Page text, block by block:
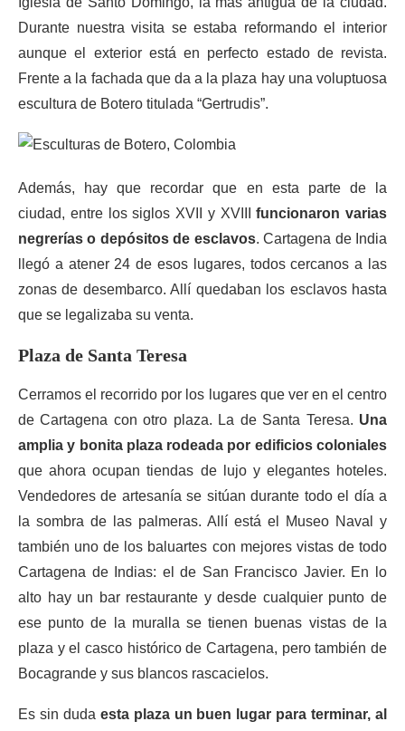
Durante nuestra visita se estaba reformando el interior
aunque el exterior está en perfecto estado de revista.
Frente a la fachada que da a la plaza hay una voluptuosa
escultura de Botero titulada “Gertrudis”.
Además, hay que recordar que en esta parte de la
ciudad, entre los siglos XVII y XVIIIfuncionaron varias
negrerías o depósitos de esclavos. Cartagena de India
llegó a atener 24 de esos lugares, todos cercanos a las
zonas de desembarco. Allí quedaban los esclavos hasta
que se legalizaba su venta.
Plaza de Santa Teresa
Cerramos el recorrido por los lugares que ver en el centro
de Cartagena con otro plaza. La de Santa Teresa. Una
amplia y bonita plaza rodeada por edificios coloniales
que ahora ocupan tiendas de lujo y elegantes hoteles.
Vendedores de artesanía se sitúan durante todo el día a
la sombra de las palmeras. Allí está el Museo Naval y
también uno de los baluartes con mejores vistas de todo
Cartagena de Indias: el de San Francisco Javier. En lo
alto hay un bar restaurante y desde cualquier punto de
ese punto de la muralla se tienen buenas vistas de la
plaza y el casco histórico de Cartagena, pero también de
Bocagrande y sus blancos rascacielos.
Es sin duda esta plaza un buen lugar para terminar, al